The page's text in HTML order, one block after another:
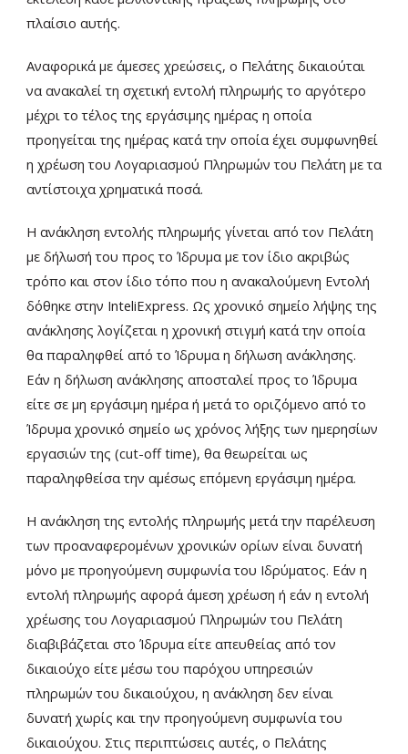
πλαίσιο αυτής.
Αναφορικά με άμεσες χρεώσεις, ο Πελάτης δικαιούται
να ανακαλεί τη σχετική εντολή πληρωμής το αργότερο
μέχρι το τέλος της εργάσιμης ημέρας η οποία
προηγείται της ημέρας κατά την οποία έχει συμφωνηθεί
η χρέωση του Λογαριασμού Πληρωμών του Πελάτη με τα
αντίστοιχα χρηματικά ποσά.
Η ανάκληση εντολής πληρωμής γίνεται από τον Πελάτη
με δήλωσή του προς το Ίδρυμα με τον ίδιο ακριβώς
τρόπο και στον ίδιο τόπο που η ανακαλούμενη Εντολή
δόθηκε στην InteliExpress. Ως χρονικό σημείο λήψης της
ανάκλησης λογίζεται η χρονική στιγμή κατά την οποία
θα παραληφθεί από το Ίδρυμα η δήλωση ανάκλησης.
Εάν η δήλωση ανάκλησης αποσταλεί προς το Ίδρυμα
είτε σε μη εργάσιμη ημέρα ή μετά το οριζόμενο από το
Ίδρυμα χρονικό σημείο ως χρόνος λήξης των ημερησίων
εργασιών της (cut-off time), θα θεωρείται ως
παραληφθείσα την αμέσως επόμενη εργάσιμη ημέρα.
Η ανάκληση της εντολής πληρωμής μετά την παρέλευση
των προαναφερομένων χρονικών ορίων είναι δυνατή
μόνο με προηγούμενη συμφωνία του Ιδρύματος. Εάν η
εντολή πληρωμής αφορά άμεση χρέωση ή εάν η εντολή
χρέωσης του Λογαριασμού Πληρωμών του Πελάτη
διαβιβάζεται στο Ίδρυμα είτε απευθείας από τον
δικαιούχο είτε μέσω του παρόχου υπηρεσιών
πληρωμών του δικαιούχου, η ανάκληση δεν είναι
δυνατή χωρίς και την προηγούμενη συμφωνία του
δικαιούχου. Στις περιπτώσεις αυτές, ο Πελάτης